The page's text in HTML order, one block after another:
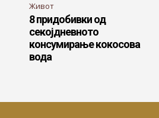
Живот
8 придобивки од
секојдневното
консумирање кокосова
вода